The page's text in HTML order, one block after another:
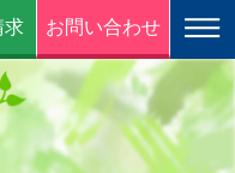
求 お問い合わせ